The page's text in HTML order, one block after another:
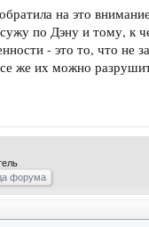
на это
по Дэну и тому, к
- это то, что не
же их можно
форума